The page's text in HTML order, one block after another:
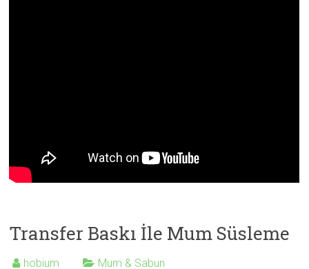
Transfer Baskı İle Mum Süsleme
hobium Mum & Sabun